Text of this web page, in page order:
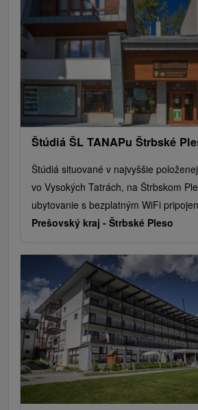
Štúdiá ŠL TANAPu Štrbské
Štúdiá situované v najvyššie
vo Vysokých Tatrách, na Štrbskom
ubytovanie s bezplatným WiFi
Prešovský kraj - Štrbské Pleso